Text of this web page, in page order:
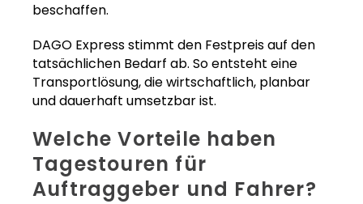
beschaffen.
DAGO Express stimmt den Festpreis auf den
tatsächlichen Bedarf ab. So entsteht eine
Transportlösung, die wirtschaftlich, planbar
und dauerhaft umsetzbar ist.
Welche Vorteile haben
Tagestouren für
Auftraggeber und Fahrer?